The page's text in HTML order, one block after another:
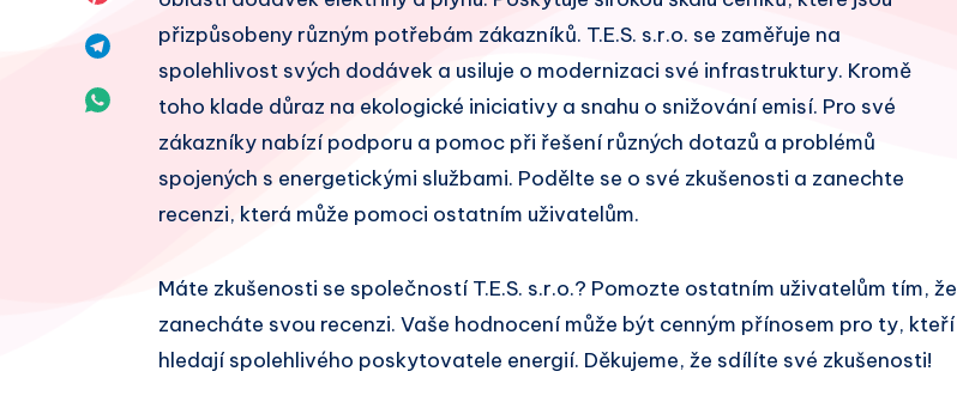
Twitter
Pinterest
Sdílet
Telegram
Sdílet
Whatsapp
přizpůsobeny různým potřebám zákazníků. T.E.S. s.r.o. se zaměřuje na
spolehlivost svých dodávek a usiluje o modernizaci své infrastruktury. Kromě
toho klade důraz na ekologické iniciativy a snahu o snižování emisí. Pro své
zákazníky nabízí podporu a pomoc při řešení různých dotazů a problémů
spojených s energetickými službami. Podělte se o své zkušenosti a zanechte
recenzi, která může pomoci ostatním uživatelům.
Máte zkušenosti se společností T.E.S. s.r.o.? Pomozte ostatním uživatelům tím, že
zanecháte svou recenzi. Vaše hodnocení může být cenným přínosem pro ty, kteří
hledají spolehlivého poskytovatele energií. Děkujeme, že sdílíte své zkušenosti!